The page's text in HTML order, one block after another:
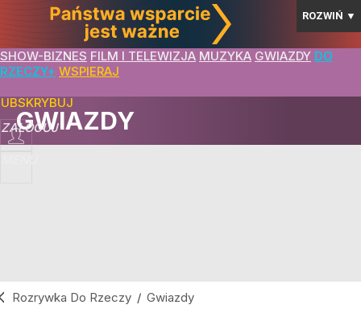
ROZWIŃ ▼
SHOW-BIZNES FILM I TELEWIZJA MUZYKA GWIAZDY DO
RZECZY+ WSPIERAJ
ZALOGUJ
GWIAZDY
Rozrywka Do Rzeczy / Gwiazdy